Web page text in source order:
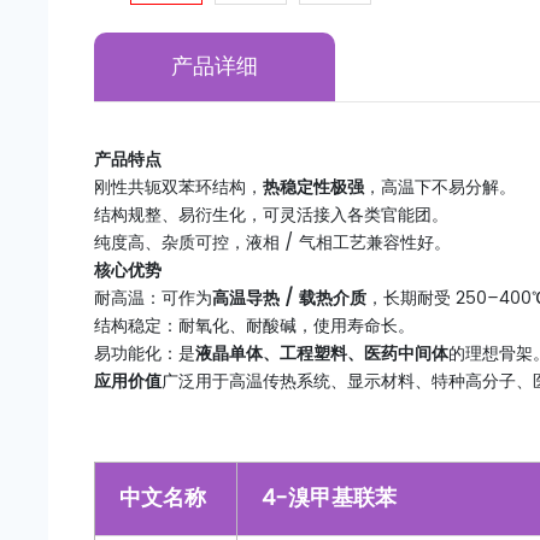
产品详细
产品特点
刚性共轭双苯环结构，热稳定性极强，高温下不易分解。
结构规整、易衍生化，可灵活接入各类官能团。
纯度高、杂质可控，液相 / 气相工艺兼容性好。
核心优势
耐高温：可作为高温导热 / 载热介质 ，长期耐受
结构稳定：耐氧化、耐酸碱，使用寿命长。
易功能化：是液晶单体、工程塑料、医药中间体的理想骨架。
应用价值广泛用于高温传热系统、显示材料、特种高分子、
中文名称
4-溴甲基联苯